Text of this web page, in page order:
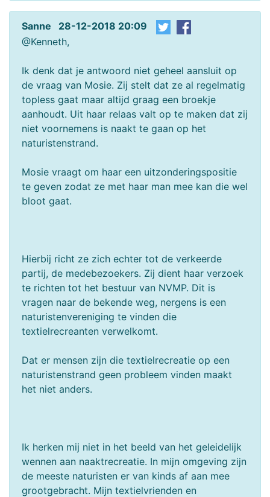
Sanne 28-12-2018 20:09
@Kenneth,
Ik denk dat je antwoord niet geheel aansluit op
de vraag van Mosie. Zij stelt dat ze al regelmatig
topless gaat maar altijd graag een broekje
aanhoudt. Uit haar relaas valt op te maken dat zij
niet voornemens is naakt te gaan op het
naturistenstrand.
Mosie vraagt om haar een uitzonderingspositie
te geven zodat ze met haar man mee kan die wel
bloot gaat.
Hierbij richt ze zich echter tot de verkeerde
partij, de medebezoekers. Zij dient haar verzoek
te richten tot het bestuur van NVMP. Dit is
vragen naar de bekende weg, nergens is een
naturistenvereniging te vinden die
textielrecreanten verwelkomt.
Dat er mensen zijn die textielrecreatie op een
naturistenstrand geen probleem vinden maakt
het niet anders.
Ik herken mij niet in het beeld van het geleidelijk
wennen aan naaktrecreatie. In mijn omgeving zijn
de meeste naturisten er van kinds af aan mee
grootgebracht. Mijn textielvrienden en